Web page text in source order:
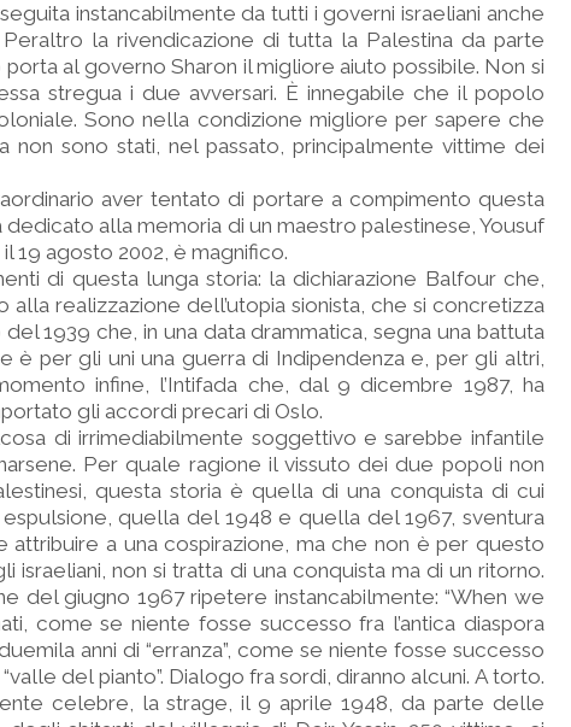
instancabilmente da tutti i governi israeliani anche
la rivendicazione di tutta la Palestina da parte
al governo Sharon il migliore aiuto possibile. Non si
stregua i due avversari. È innegabile che il popolo
Sono nella condizione migliore per sapere che
non sono stati, nel passato, principalmente vittime dei
aver tentato di portare a compimento questa
alla memoria di un maestro palestinese, Yousuf
19 agosto 2002, è magnifico.
di questa lunga storia: la dichiarazione Balfour che,
alla realizzazione dell’utopia sionista, che si concretizza
1939 che, in una data drammatica, segna una battuta
è per gli uni una guerra di Indipendenza e, per gli altri,
infine, l’Intifada che, dal 9 dicembre 1987, ha
gli accordi precari di Oslo.
di irrimediabilmente soggettivo e sarebbe infantile
Per quale ragione il vissuto dei due popoli non
questa storia è quella di una conquista di cui
quella del 1948 e quella del 1967, sventura
attribuire a una cospirazione, ma che non è per questo
israeliani, non si tratta di una conquista ma di un ritorno.
del giugno 1967 ripetere instancabilmente: “When we
come se niente fosse successo fra l’antica diaspora
anni di “erranza”, come se niente fosse successo
del pianto”. Dialogo fra sordi, diranno alcuni. A torto.
celebre, la strage, il 9 aprile 1948, da parte delle